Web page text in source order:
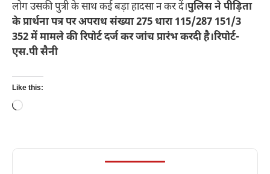
लोग उसकी पुत्री के साथ कई बड़ा हादसा न कर दें।पुलिस ने पीड़िता
के प्रार्थना पत्र पर अपराध संख्या 275 धारा 115/287 151/3
352 में मामले की रिपोर्ट दर्ज कर जांच प्रारंभ करदी है।रिपोर्ट-
एस.पी सैनी
Like this:
Loading…